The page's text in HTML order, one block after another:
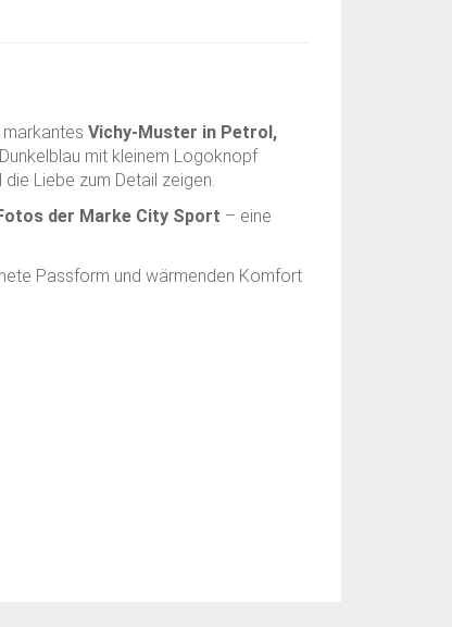
Vichy-Muster in Petrol,
mit kleinem Logoknopf
Liebe zum Detail zeigen.
der Marke City Sport – eine
Passform und wärmenden Komfort